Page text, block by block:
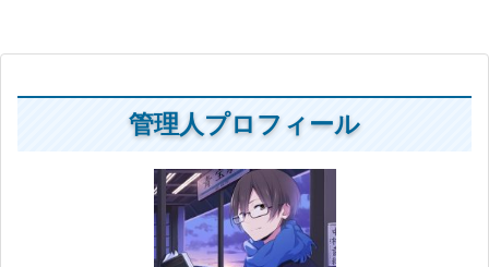
管理人プロフィール